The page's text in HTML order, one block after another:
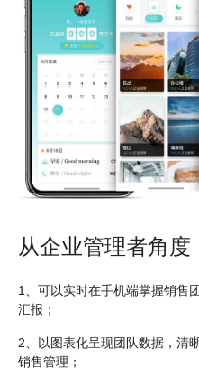
从企业管理者角度
1
、可以实时在手机端掌握销售
汇报；
2 、以图表化呈现团队数据，清
销售管理；